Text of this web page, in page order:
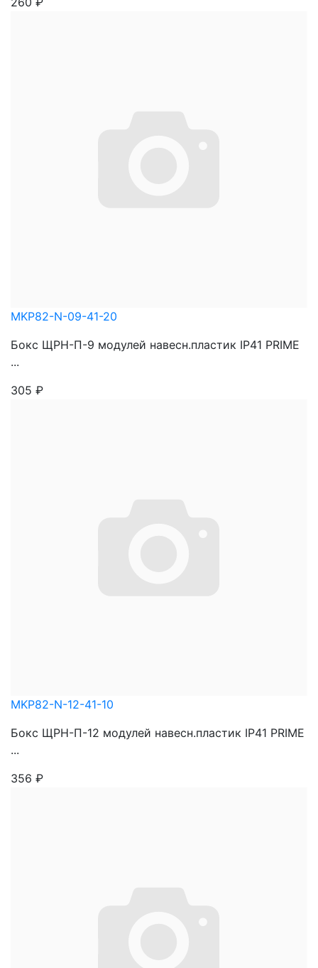
MKP82-N-09-41-20
Бокс ЩРН-П-9 модулей навесн.пластик IP41 PRIME
...
305 ₽
MKP82-N-12-41-10
Бокс ЩРН-П-12 модулей навесн.пластик IP41 PRIME
...
356 ₽